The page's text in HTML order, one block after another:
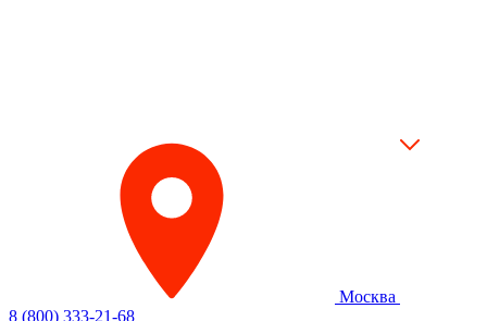
Москва
8 (800) 333-21-68